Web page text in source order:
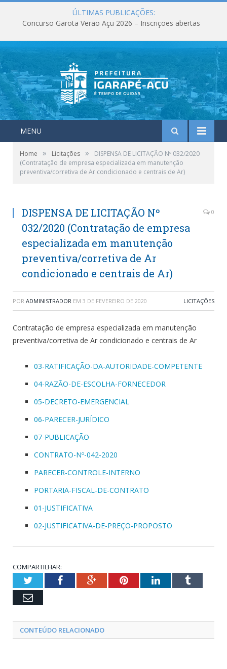
ÚLTIMAS PUBLICAÇÕES:
Concurso Garota Verão Açu 2026 – Inscrições abertas
MENU
Home » Licitações »
DISPENSA DE LICITAÇÃO Nº 032/2020
(Contratação de empresa especializada em manutenção
preventiva/corretiva de Ar condicionado e centrais de Ar)
DISPENSA DE LICITAÇÃO Nº
032/2020 (Contratação de empresa
especializada em manutenção
preventiva/corretiva de Ar
condicionado e centrais de Ar)
0
POR ADMINISTRADOR EM 3 DE FEVEREIRO DE 2020 LICITAÇÕES
Contratação de empresa especializada em manutenção
preventiva/corretiva de Ar condicionado e centrais de Ar
03-RATIFICAÇÃO-DA-AUTORIDADE-COMPETENTE
04-RAZÃO-DE-ESCOLHA-FORNECEDOR
05-DECRETO-EMERGENCIAL
06-PARECER-JURÍDICO
07-PUBLICAÇÃO
CONTRATO-Nº-042-2020
PARECER-CONTROLE-INTERNO
PORTARIA-FISCAL-DE-CONTRATO
01-JUSTIFICATIVA
02-JUSTIFICATIVA-DE-PREÇO-PROPOSTO
COMPARTILHAR:
TwitterFacebookGoogle+PinterestLinkedInTumblr
Email
CONTEÚDO RELACIONADO